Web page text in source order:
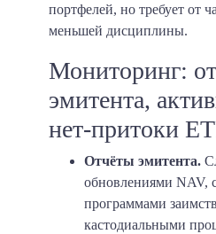
портфелей, но требует от
меньшей дисциплины.
Мониторинг:
эмитента,
нет-притоки
Отчёты эмитента.
обновлениями NAV,
программами
кастодиальными